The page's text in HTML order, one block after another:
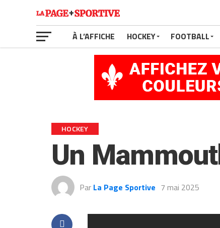
À L’AFFICHE HOCKEY FOOTBALL
HOCKEY
Un
Par La Page Sportive 7 mai 2025